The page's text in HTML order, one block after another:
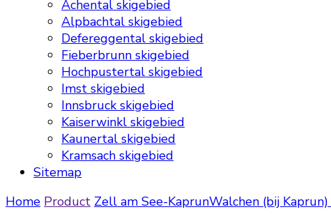
Achental skigebied
Alpbachtal skigebied
Defereggental skigebied
Fieberbrunn skigebied
Hochpustertal skigebied
Imst skigebied
Innsbruck skigebied
Kaiserwinkl skigebied
Kaunertal skigebied
Kramsach skigebied
Sitemap
Home Product Zell am See-KaprunWalchen (bij Kaprun)